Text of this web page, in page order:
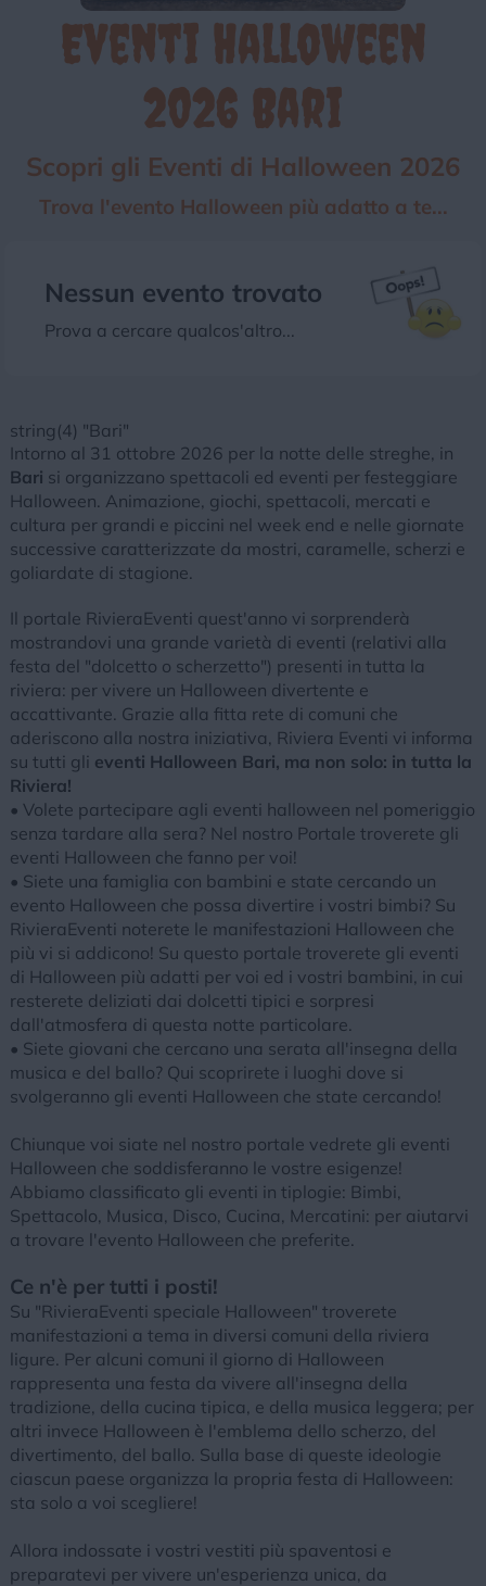
Chi siamo Privacy e Cookie Login
Eventi Halloween
2026 Bari
Scopri gli Eventi di Halloween 2026
Trova l'evento Halloween più adatto a te...
Nessun evento trovato
Prova a cercare qualcos'altro...
string(4) "Bari"
Intorno al 31 ottobre 2026 per la notte delle streghe, in
Bari si organizzano spettacoli ed eventi per festeggiare
Halloween. Animazione, giochi, spettacoli, mercati e
cultura per grandi e piccini nel week end e nelle giornate
successive caratterizzate da mostri, caramelle, scherzi e
goliardate di stagione.
Il portale RivieraEventi quest'anno vi sorprenderà
mostrandovi una grande varietà di eventi (relativi alla
festa del "dolcetto o scherzetto") presenti in tutta la
riviera: per vivere un Halloween divertente e
accattivante. Grazie alla fitta rete di comuni che
aderiscono alla nostra iniziativa, Riviera Eventi vi informa
su tutti gli eventi Halloween Bari, ma non solo: in tutta la
Riviera!
• Volete partecipare agli eventi halloween nel pomeriggio
senza tardare alla sera? Nel nostro Portale troverete gli
eventi Halloween che fanno per voi!
• Siete una famiglia con bambini e state cercando un
evento Halloween che possa divertire i vostri bimbi? Su
RivieraEventi noterete le manifestazioni Halloween che
più vi si addicono! Su questo portale troverete gli eventi
di Halloween più adatti per voi ed i vostri bambini, in cui
resterete deliziati dai dolcetti tipici e sorpresi
dall'atmosfera di questa notte particolare.
• Siete giovani che cercano una serata all'insegna della
musica e del ballo? Qui scoprirete i luoghi dove si
svolgeranno gli eventi Halloween che state cercando!
Chiunque voi siate nel nostro portale vedrete gli eventi
Halloween che soddisferanno le vostre esigenze!
Abbiamo classificato gli eventi in tiplogie: Bimbi,
Spettacolo, Musica, Disco, Cucina, Mercatini: per aiutarvi
a trovare l'evento Halloween che preferite.
Ce n'è per tutti i posti!
Su "RivieraEventi speciale Halloween" troverete
manifestazioni a tema in diversi comuni della riviera
ligure. Per alcuni comuni il giorno di Halloween
rappresenta una festa da vivere all'insegna della
tradizione, della cucina tipica, e della musica leggera; per
altri invece Halloween è l'emblema dello scherzo, del
divertimento, del ballo. Sulla base di queste ideologie
ciascun paese organizza la propria festa di Halloween:
sta solo a voi scegliere!
Allora indossate i vostri vestiti più spaventosi e
preparatevi per vivere un'esperienza unica, da